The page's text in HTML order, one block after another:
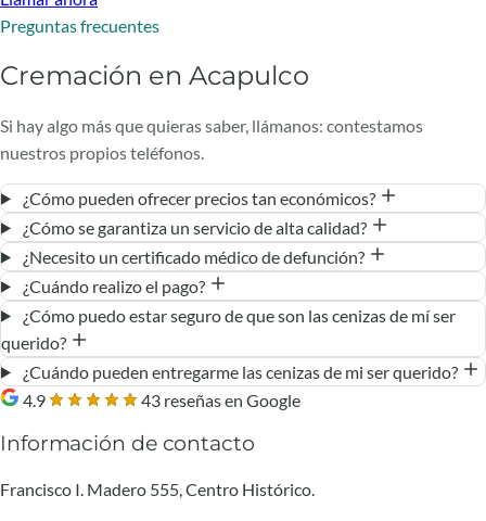
Preguntas frecuentes
Cremación en Acapulco
Si hay algo más que quieras saber, llámanos: contestamos
nuestros propios teléfonos.
¿Cómo pueden ofrecer precios tan económicos?
¿Cómo se garantiza un servicio de alta calidad?
¿Necesito un certificado médico de defunción?
¿Cuándo realizo el pago?
¿Cómo puedo estar seguro de que son las cenizas de mí ser
querido?
¿Cuándo pueden entregarme las cenizas de mi ser querido?
4.9
43 reseñas en Google
Información de contacto
Francisco I. Madero 555, Centro Histórico.